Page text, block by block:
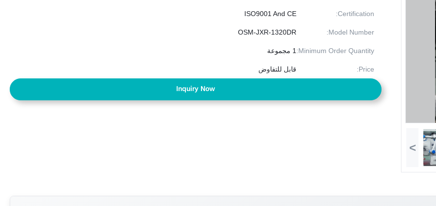
>
Certification:
ISO9001 And CE
Model Number:
OSM-JXR-1320DR
Minimum Order Quantity: 1 مجموعة
Price: قابل للتفاوض
Inquiry Now